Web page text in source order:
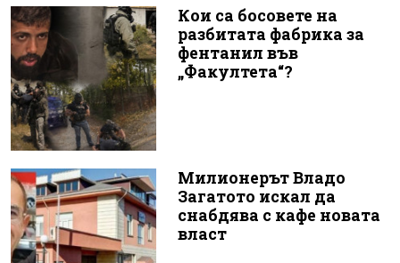
Кои са босовете на
разбитата фабрика за
фентанил във
„Факултета“?
Милионерът Владо
Загатото искал да
снабдява с кафе новата
власт